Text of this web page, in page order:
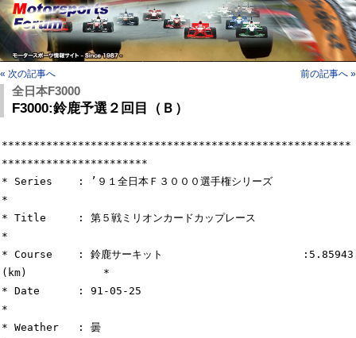
« 次の記事へ 前の記事へ »
全日本F3000
F3000:鈴鹿予選２回目（Ｂ）
*******************************************************
***********************
* Series    : ’９１全日本Ｆ３０００選手権シリーズ
*
* Title     : 第５戦ミリオンカードカップレース
*
* Course    : 鈴鹿サーキット                      :5.85943
(km)            *
* Date      : 91-05-25
*
* Weather   : 曇